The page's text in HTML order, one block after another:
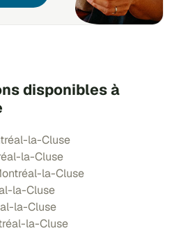
disponibles à
la-Cluse
la-Cluse
la-Cluse
la-Cluse
la-Cluse
la-Cluse